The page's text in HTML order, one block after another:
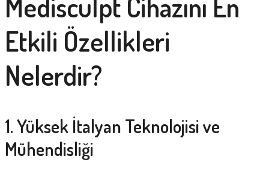
Etkili Özellikleri
Nelerdir?
1. Yüksek İtalyan Teknolojisi ve
Mühendisliği